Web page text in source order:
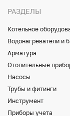
РАЗДЕЛЫ
Котельное
Водонагреватели и
Арматура
Отопительные
Насосы
Трубы и фитинги
Инструмент
Приборы учета